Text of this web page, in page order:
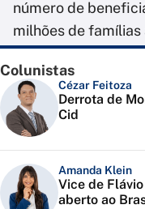
número de
milhões de
Colunistas
Cézar Feitoza
Derrota de
Cid
Amanda Klein
Vice de
aberto ao